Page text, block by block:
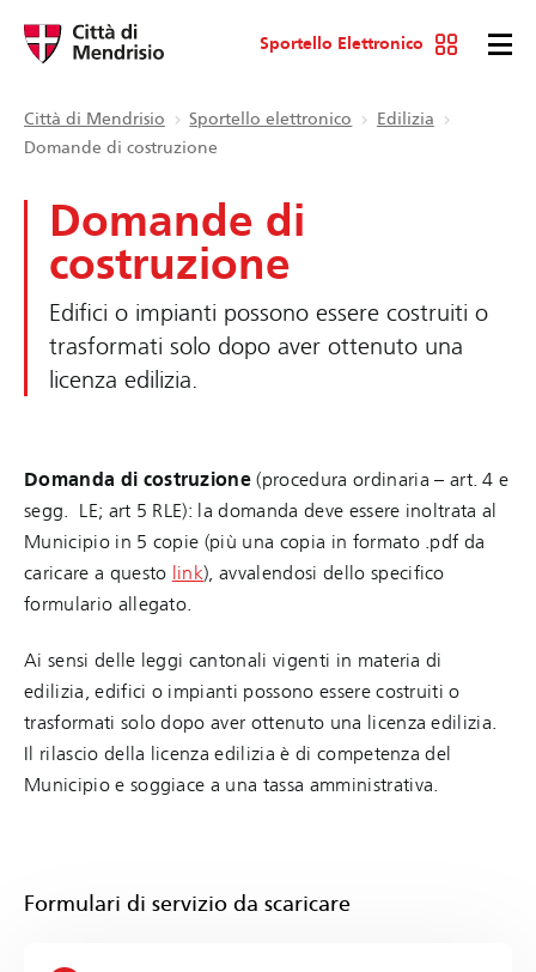
Sportello Elettronico
Città di Mendrisio Sportello elettronico
Edilizia
Domande di costruzione
Domande di
costruzione
Edifici o impianti possono essere costruiti o
trasformati solo dopo aver ottenuto una
licenza edilizia.
Domanda di costruzione (procedura ordinaria – art. 4 e
segg. LE; art 5 RLE): la domanda deve essere inoltrata al
Municipio in 5 copie (più una copia in formato .pdf da
caricare a questo link), avvalendosi dello specifico
formulario allegato.
Ai sensi delle leggi cantonali vigenti in materia di
edilizia, edifici o impianti possono essere costruiti o
trasformati solo dopo aver ottenuto una licenza edilizia.
Il rilascio della licenza edilizia è di competenza del
Municipio e soggiace a una tassa amministrativa.
Formulari di servizio da scaricare